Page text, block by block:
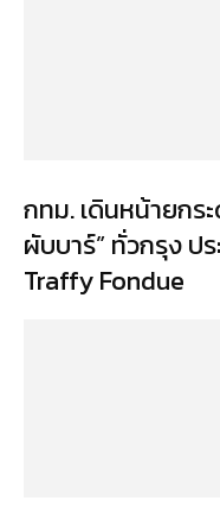
กทม. เดินหน้ายกร
ผับบาร์” ทั่วกรุง ป
Traffy Fondue